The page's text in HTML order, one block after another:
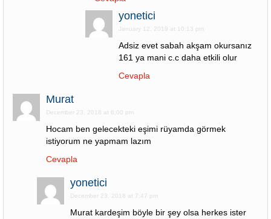
yonetici
January 12, 2019 at 10:13 pm
Adsiz evet sabah akşam okursanız
161 ya mani c.c daha etkili olur
Cevapla
Murat
December 23, 2018 at 6:00 pm
Hocam ben gelecekteki eşimi rüyamda görmek
istiyorum ne yapmam lazım
Cevapla
yonetici
December 23, 2018 at 7:47 pm
Murat kardeşim böyle bir şey olsa herkes ister